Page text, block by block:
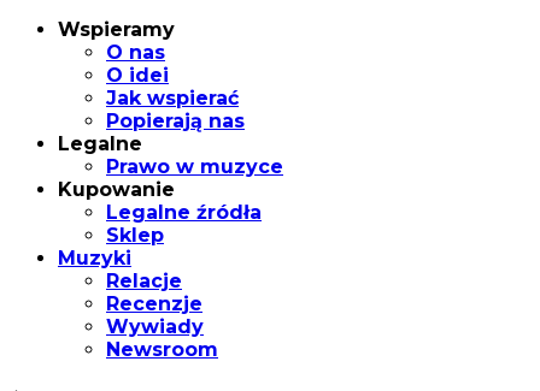
Wspieramy
O nas
O idei
Jak wspierać
Popierają nas
Legalne
Prawo w muzyce
Kupowanie
Legalne źródła
Sklep
Muzyki
Relacje
Recenzje
Wywiady
Newsroom